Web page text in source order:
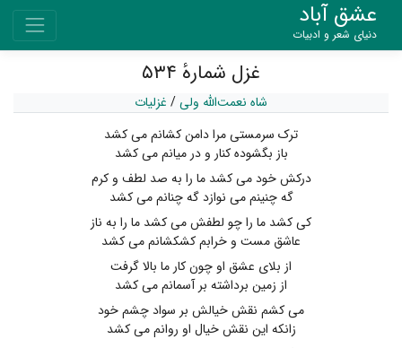
عشق آباد
دنیای شعر و ادبیات
غزل شمارهٔ ۵۳۴
شاه نعمت‌الله ولی/ غزلیات
ترک سرمستی مرا دامن کشانم می کشد
باز بگشوده کنار و در میانم می کشد
درکش خود می کشد ما را به صد لطف و کرم
گه چنینم می نوازد گه چنانم می کشد
کی کشد ما را چو لطفش می کشد ما را به ناز
عاشق مست و خرابم کشکشانم می کشد
از بلای عشق او چون کار ما بالا گرفت
از زمین برداشته بر آسمانم می کشد
می کشم نقش خیالش بر سواد چشم خود
زانکه این نقش خیال او روانم می کشد